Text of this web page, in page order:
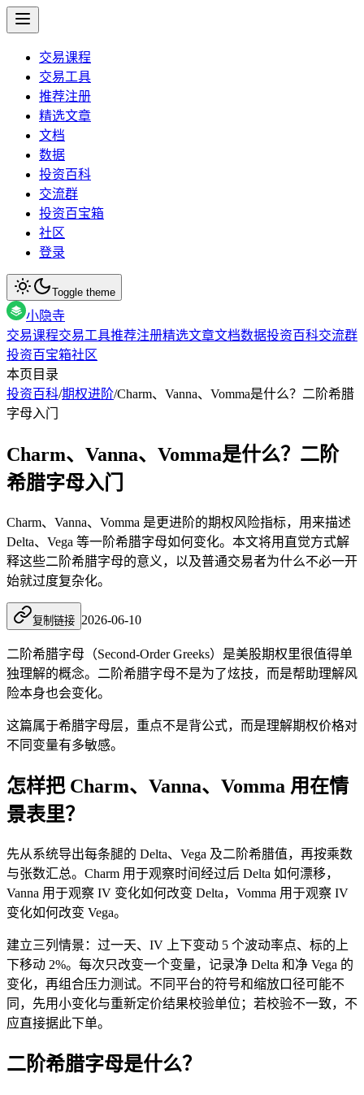
交易课程
交易工具
推荐注册
精选文章
文档
数据
投资百科
交流群
投资百宝箱
社区
登录
Toggle theme
小隐寺
交易课程交易工具推荐注册精选文章文档数据投资百科交流群
投资百宝箱社区
本页目录
投资百科/期权进阶/Charm、Vanna、Vomma是什么？二阶希腊
字母入门
Charm、Vanna、Vomma是什么？二阶
希腊字母入门
Charm、Vanna、Vomma 是更进阶的期权风险指标，用来描述
Delta、Vega 等一阶希腊字母如何变化。本文将用直觉方式解
释这些二阶希腊字母的意义，以及普通交易者为什么不必一开
始就过度复杂化。
复制链接 2026-06-10
二阶希腊字母（Second-Order Greeks）是美股期权里很值得单
独理解的概念。二阶希腊字母不是为了炫技，而是帮助理解风
险本身也会变化。
这篇属于希腊字母层，重点不是背公式，而是理解期权价格对
不同变量有多敏感。
怎样把 Charm、Vanna、Vomma 用在情
景表里？
先从系统导出每条腿的 Delta、Vega 及二阶希腊值，再按乘数
与张数汇总。Charm 用于观察时间经过后 Delta 如何漂移，
Vanna 用于观察 IV 变化如何改变 Delta，Vomma 用于观察 IV
变化如何改变 Vega。
建立三列情景：过一天、IV 上下变动 5 个波动率点、标的上
下移动 2%。每次只改变一个变量，记录净 Delta 和净 Vega 的
变化，再组合压力测试。不同平台的符号和缩放口径可能不
同，先用小变化与重新定价结果校验单位；若校验不一致，不
应直接据此下单。
二阶希腊字母是什么？